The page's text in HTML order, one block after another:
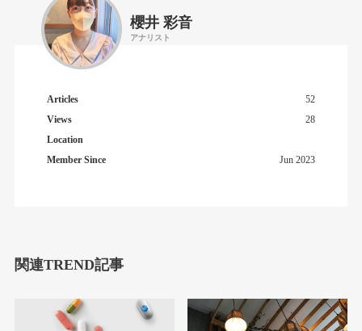
櫻井 彩音
アナリスト
Articles
52
Views
28
Location
Member Since
Jun 2023
関連TREND記事